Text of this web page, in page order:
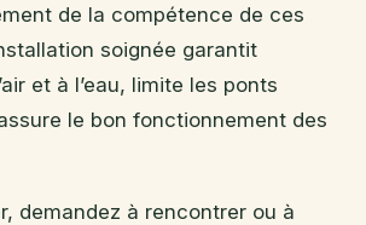
de la compétence de ces
soignée garantit
et à l’eau, limite les ponts
le bon fonctionnement des
demandez à rencontrer ou à